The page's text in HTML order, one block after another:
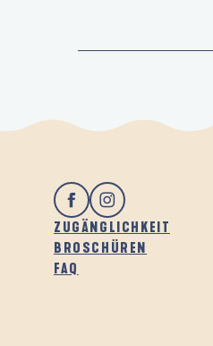
ZUGÄNGLICHKEIT
BROSCHÜREN
FAQ